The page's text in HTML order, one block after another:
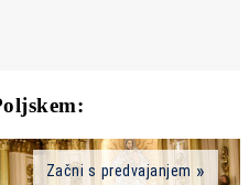
Začni s predvajanjem